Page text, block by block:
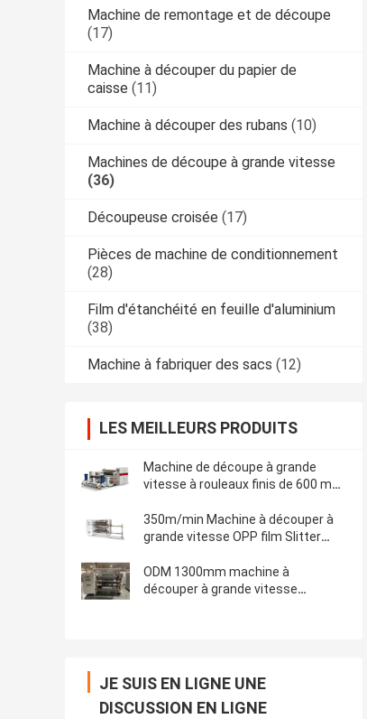
Machine de remontage et de découpe
(17)
Machine à découper du papier de
caisse (11)
Machine à découper des rubans (10)
Machines de découpe à grande vitesse
(36)
Découpeuse croisée (17)
Pièces de machine de conditionnement
(28)
Film d'étanchéité en feuille d'aluminium
(38)
Machine à fabriquer des sacs (12)
LES MEILLEURS PRODUITS
Machine de découpe à grande
vitesse à rouleaux finis de 600 mm
remontage de feuille d'aluminium
350m/min Machine à découper à
grande vitesse OPP film Slitter
ODM 1300mm machine à
découper à grande vitesse
JE SUIS EN LIGNE UNE
DISCUSSION EN LIGNE